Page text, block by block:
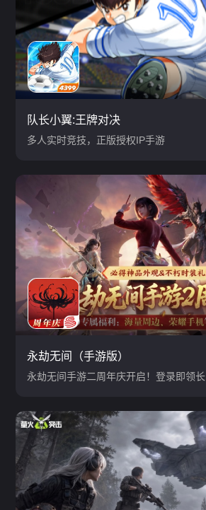
队长小翼:王牌对决
多人实时竞技，正版授权IP手游
永劫无间（手游版）
永劫无间手游二周年庆开启！登录即领长
*1、千机神杯*5、瑞玉宝箱任选礼*32、
金鳞令*2500等超多好礼